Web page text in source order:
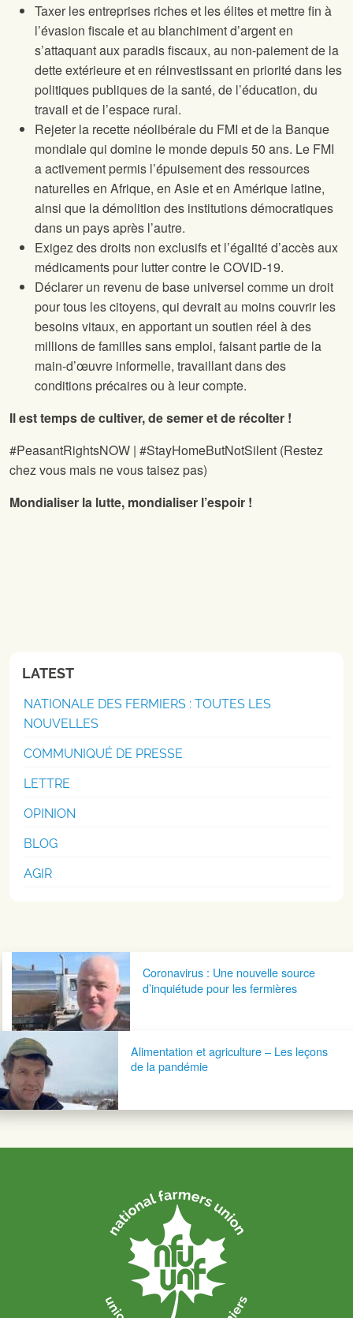
Taxer les entreprises riches et les élites et mettre fin à
l’évasion fiscale et au blanchiment d’argent en
s’attaquant aux paradis fiscaux, au non-paiement de la
dette extérieure et en réinvestissant en priorité dans les
politiques publiques de la santé, de l’éducation, du
travail et de l’espace rural.
Rejeter la recette néolibérale du FMI et de la Banque
mondiale qui domine le monde depuis 50 ans. Le FMI
a activement permis l’épuisement des ressources
naturelles en Afrique, en Asie et en Amérique latine,
ainsi que la démolition des institutions démocratiques
dans un pays après l’autre.
Exigez des droits non exclusifs et l’égalité d’accès aux
médicaments pour lutter contre le COVID-19.
Déclarer un revenu de base universel comme un droit
pour tous les citoyens, qui devrait au moins couvrir les
besoins vitaux, en apportant un soutien réel à des
millions de familles sans emploi, faisant partie de la
main-d’œuvre informelle, travaillant dans des
conditions précaires ou à leur compte.
Il est temps de cultiver, de semer et de récolter !
#PeasantRightsNOW | #StayHomeButNotSilent (Restez
chez vous mais ne vous taisez pas)
Mondialiser la lutte, mondialiser l’espoir !
LATEST
NATIONALE DES FERMIERS : TOUTES LES
NOUVELLES
COMMUNIQUÉ DE PRESSE
LETTRE
OPINION
BLOG
AGIR
Navigation postaleCoronavirus : Une nouvelle source
d’inquiétude pour les fermières
Alimentation et agriculture – Les leçons
de la pandémie